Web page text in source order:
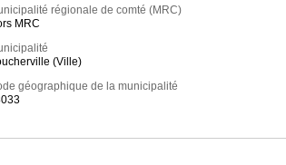
régionale de comté (MRC)
MRC
(Ville)
géographique de la municipalité